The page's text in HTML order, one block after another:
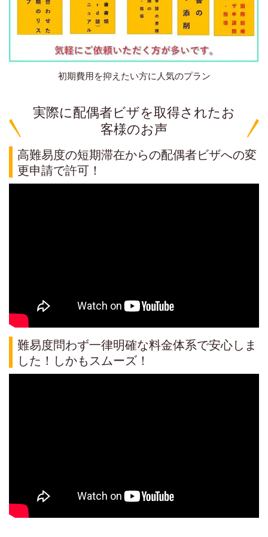
初期費用を抑えたい方に人気のプラン
実際に配偶者ビザを取得されたお
客様のお声
高難易度の短期滞在からの配偶者ビザへの変
更申請で許可！
難易度問わず一律明確な料金体系で安心しま
した！しかもスムーズ！